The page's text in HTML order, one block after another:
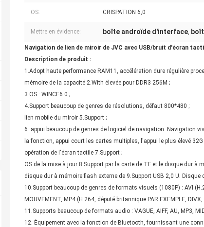
OS: CRISPATION 6,0
Mettre en évidence: boîte androïde d'interface,
Navigation de lien de miroir de JVC avec USB/bruit d'écran
Description de produit :
1.Adopt haute performance RAM11, accélération dure régulière
mémoire de la capacité 2.With élevée pour DDR3 256M ;
3.OS : WINCE6.0 ;
4.Support beaucoup de genres de résolutions, défaut 800*480 ;
lien mobile du miroir 5.Support ;
6. appui beaucoup de genres de logiciel de navigation. Navigation
la fonction, appui court les cartes multiples, l'appui le plus élevé 32G
opération de l'écran tactile 7.Support ;
OS de la mise à jour 8.Support par la carte de TF et le disque dur à
disque dur à mémoire flash externe de 9.Support USB 2,0 U. Disque
10.Support beaucoup de genres de formats visuels (1080P) : AVI
MOUVEMENT, MP4 (H.264, député britannique PAR EXEMPLE,
11.Supports beaucoup de formats audio : VAGUE, AIFF, AU, MP3,
12. Équipement avec la fonction de Bluetooth, fournissant une